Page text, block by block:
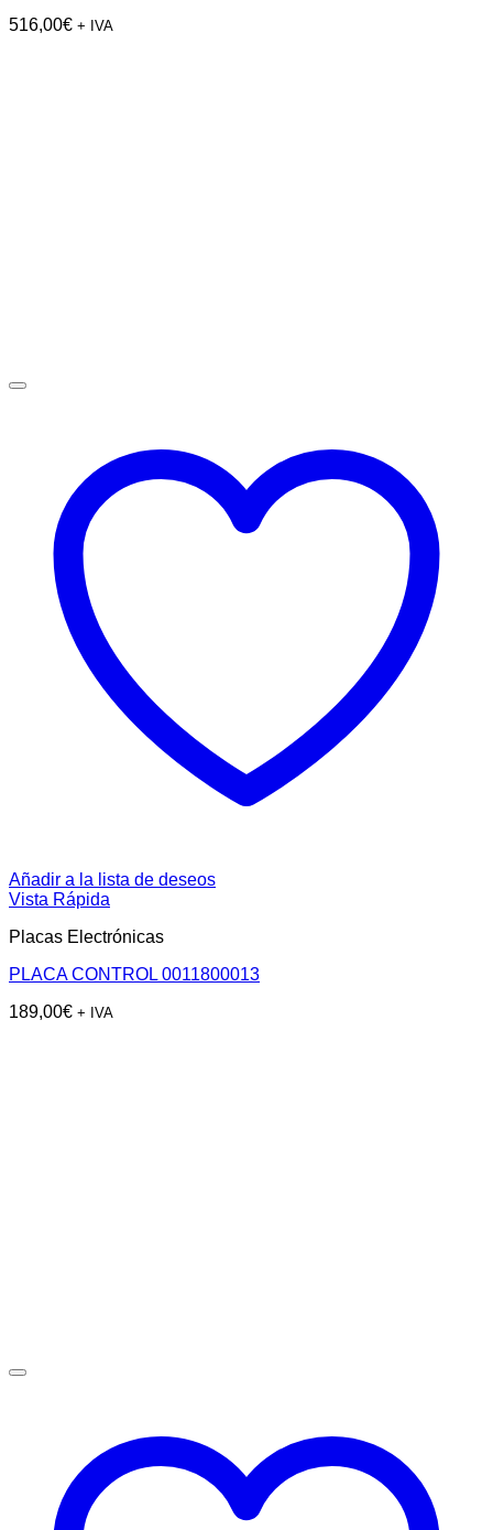
516,00€ + IVA
Añadir a la lista de deseos
Vista Rápida
Placas Electrónicas
PLACA CONTROL 0011800013
189,00€ + IVA